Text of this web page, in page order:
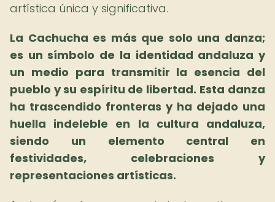
artística única y significativa.
La Cachucha es más que solo una danza;
es un símbolo de la identidad andaluza y
un medio para transmitir la esencia del
pueblo y su espíritu de libertad. Esta danza
ha trascendido fronteras y ha dejado una
huella indeleble en la cultura andaluza,
siendo un elemento central en
festividades, celebraciones y
representaciones artísticas.